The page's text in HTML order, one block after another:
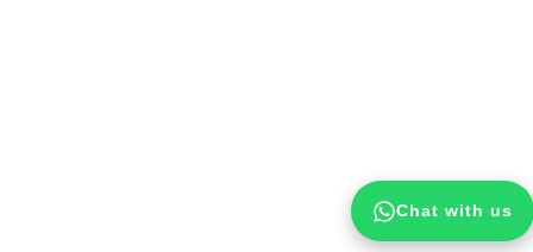
Chat with us